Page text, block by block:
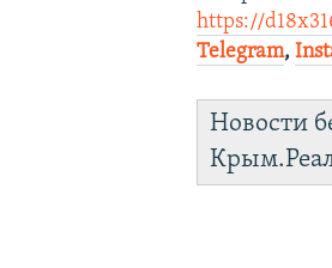
https://
Telegram,
Новости